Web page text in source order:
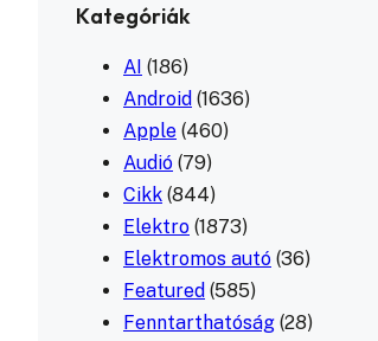
Kategóriák
AI (186)
Android (1636)
Apple (460)
Audió (79)
Cikk (844)
Elektro (1873)
Elektromos autó (36)
Featured (585)
Fenntarthatóság (28)